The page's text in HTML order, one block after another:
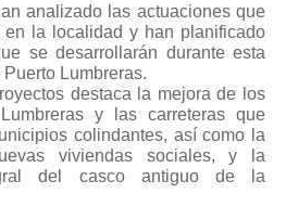
analizado las actuaciones que
en la localidad y han planificado
se desarrollarán durante esta
Lumbreras.
destaca la mejora de los
y las carreteras que
colindantes, así como la
viviendas sociales, y la
del casco antiguo de la